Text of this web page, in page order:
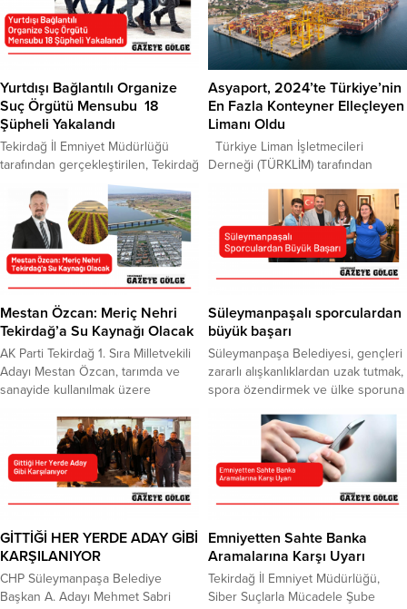
Yurtdışı Bağlantılı Organize
Suç Örgütü Mensubu 18
Şüpheli Yakalandı
Tekirdağ İl Emniyet Müdürlüğü
tarafından gerçekleştirilen, Tekirdağ
merkezli ‘KAFES-36’ operasyonu
kapsamında yurtdışı bağlantılı
Organize Suç Örgütü mensubu 18
şüpheli yakalandı. Düzenlenen
operasyonda, nitelikli dolandırıcılık,
şantaj ve tehdit suçlarını işleyen
yurtdışı bağlantılı organize suç
örgütü mensubu 7’si Bulgaristan
vatandaşı olan 18 kişi gözaltına
alındı. Gözaltına alınan 18 şüpheli
emniyette ki işlemlerinin...
Asyaport, 2024’te Türkiye’nin
En Fazla Konteyner Elleçleyen
Limanı Oldu
Türkiye Liman İşletmecileri
Derneği (TÜRKLİM) tarafından
Sektörü 2025 Raporu”, Türkiye’nin
deniz ticareti performansına ışık
tutarken, Tekirdağ’da faaliyet
gösteren Asyaport Limanı’nın
büyük başarısını da gözler önüne
yılında 2 milyon 98 bin 255 TEU
konteyner elleçleyerek Türkiye’nin
en yüksek işlem hacmine ulaşan
limanı...
Mestan Özcan: Meriç Nehri
Tekirdağ’a Su Kaynağı Olacak
AK Parti Tekirdağ 1. Sıra Milletvekili
Adayı Mestan Özcan, tarımda ve
sanayide kullanılmak üzere
getirilmesine yönelik çalışmalar
olduğunu kaydetti. Tekirdağ’da
yapılması gereken en önemli
çalışmalardan bir tanesinin tarım
olduğunu söyleyen Özcan, hem
kullanabilecek temiz su kaynağı
getirmeyi planladıklarını belirtti.
Söz konusu projeyi...
Süleymanpaşalı sporculardan
büyük başarı
Süleymanpaşa Belediyesi, gençleri
zararlı alışkanlıklardan uzak tutmak,
spora özendirmek ve ülke sporuna
amaçlarıyla 10 yıl önce kurduğu
Süleymanpaşa Gençlik ve Spor
Kulübü ile birçok spor dalında ülke
hatta dünya çapında sporcular
yetiştirmeye ve bu çabasının
ediyor. İKİ TURNUVADAN İKİ
BRONZLA DÖNDÜLER Son olarak
19...
GİTTİĞİ HER YERDE ADAY GİBİ
KARŞILANIYOR
CHP Süleymanpaşa Belediye
Başkan A. Adayı Mehmet Sabri
Emniyetten Sahte Banka
Aramalarına Karşı Uyarı
Tekirdağ İl Emniyet Müdürlüğü,
Siber Suçlarla Mücadele Şube